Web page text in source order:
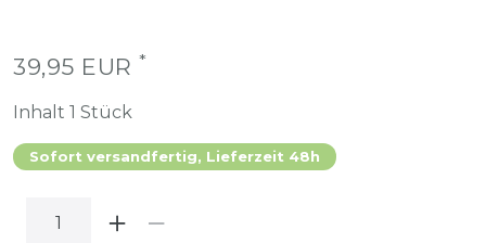
39,95 EUR *
Inhalt 1 Stück
Sofort versandfertig, Lieferzeit 48h